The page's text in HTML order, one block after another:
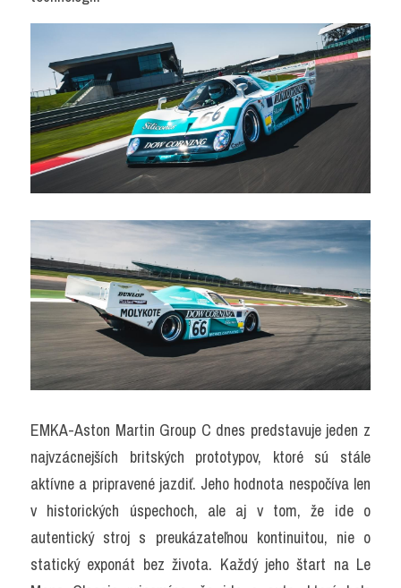
EMKA-Aston Martin Group C dnes predstavuje jeden z
najvzácnejších britských prototypov, ktoré sú stále
aktívne a pripravené jazdiť. Jeho hodnota nespočíva len
v historických úspechoch, ale aj v tom, že ide o
autentický stroj s preukázateľnou kontinuitou, nie o
statický exponát bez života. Každý jeho štart na Le